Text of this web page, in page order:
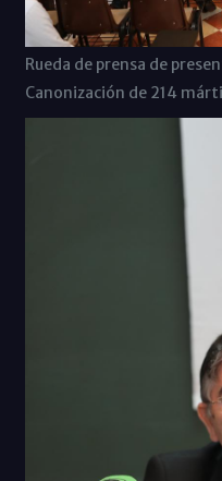
Rueda de prensa de
Canonización de 214